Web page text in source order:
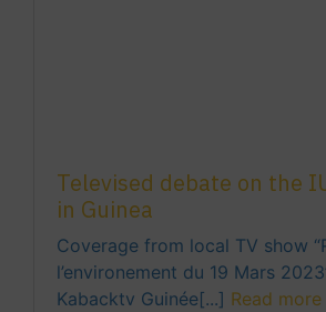
Televised debate on the
in Guinea
Coverage from local TV show
l’environement du 19 Mars
Kabacktv Guinée[...] Read more